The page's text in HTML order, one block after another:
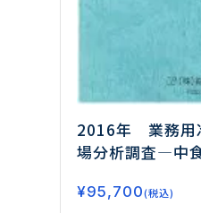
2016年 業務用
場分析調査―中
取り組みが活発
¥95,700(税込)